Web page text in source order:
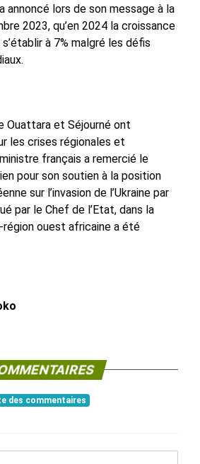
annoncé lors de son message à la
2023, qu’en 2024 la croissance
à 7% malgré les défis
Ouattara et Séjourné ont
les crises régionales et
français a remercié le
pour son soutien à la position
sur l’invasion de l’Ukraine par
par le Chef de l’Etat, dans la
ouest africaine a été
des commentaires